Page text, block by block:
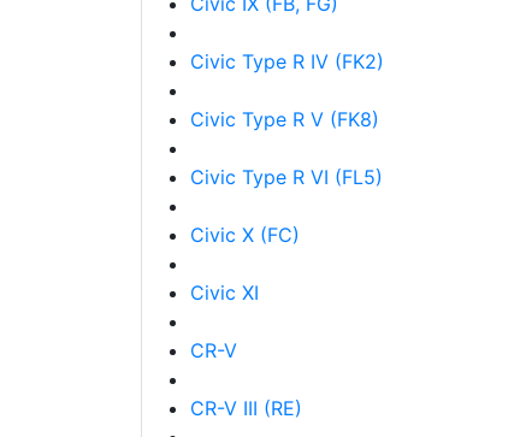
Civic Type R IV (FK2)
Civic Type R V (FK8)
Civic Type R VI (FL5)
Civic X (FC)
Civic XI
CR-V
CR-V III (RE)